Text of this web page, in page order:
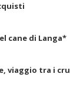
cane di Langa*
viaggio tra i